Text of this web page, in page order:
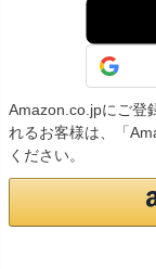
Amazon.co.jpにご登
れるお客様は、「
ください。